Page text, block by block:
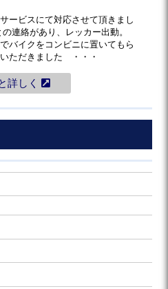
ービスにて対応させて頂きまし
連絡があり、レッカー出動。
バイクをコンビニに置いてもら
ただきました ・・・
詳しく